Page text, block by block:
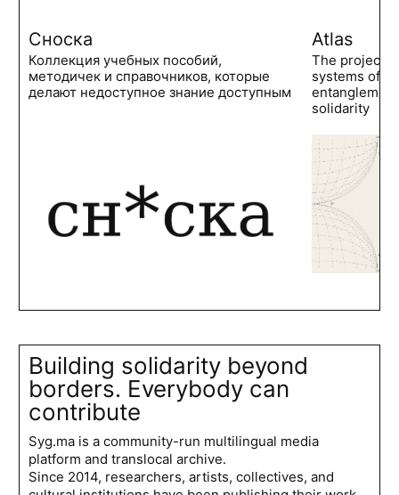
Сноска
Коллекция учебных пособий,
методичек и справочников, которые
делают недоступное знание доступным
Atlas
The project
systems of
solidarity
Building solidarity beyond
borders. Everybody can
contribute
Syg.ma is a community-run multilingual media
platform and translocal archive.
Since 2014, researchers, artists, collectives, and